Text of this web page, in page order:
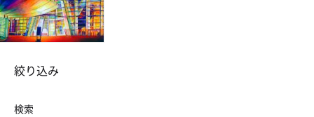
絞り込み
検索